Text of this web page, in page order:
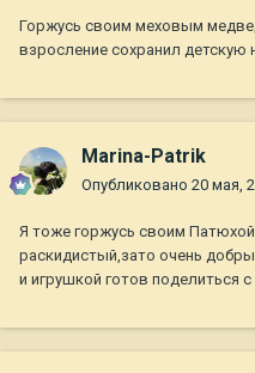
Горжусь своим меховым
взросление сохранил детскую
Marina-Patrik
Опубликовано 20 мая,
Я тоже горжусь своим
раскидистый,зато очень
и игрушкой готов поделиться